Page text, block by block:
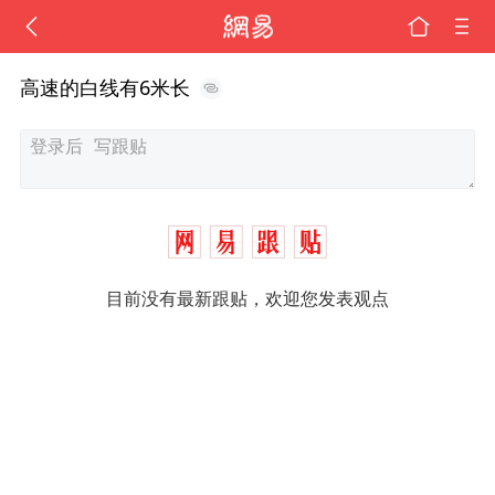
高速的白线有6米长
目前没有最新跟贴，欢迎您发表观点